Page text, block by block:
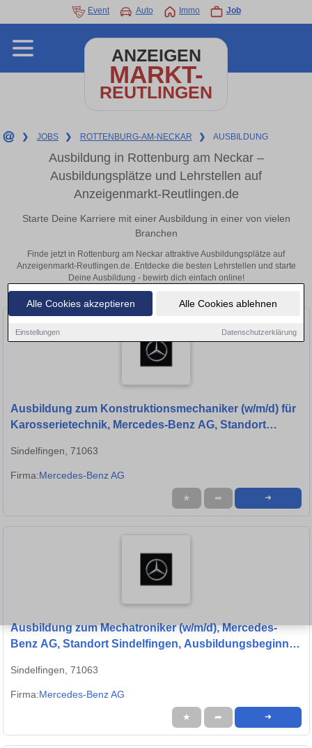
Alle Cookies akzeptieren Alle Cookies ablehnen
Einstellungen Datenschutzerklärung
Event Auto Immo Job
ANZEIGEN
MARKT-
REUTLINGEN
❯ JOBS ❯ ROTTENBURG-AM-NECKAR ❯ AUSBILDUNG
Ausbildung in Rottenburg am Neckar –
Ausbildungsplätze und Lehrstellen auf
Anzeigenmarkt-Reutlingen.de
Starte Deine Karriere mit einer Ausbildung in einer von vielen
Branchen
Finde jetzt in Rottenburg am Neckar attraktive Ausbildungsplätze auf
Anzeigenmarkt-Reutlingen.de. Entdecke die besten Lehrstellen und starte
Deine Ausbildung - bewirb dich einfach online!
Ausbildung zum Konstruktionsmechaniker (w/m/d) für
Karosserietechnik, Mercedes-Benz AG, Standort
Sindelfingen, 71063
Firma:Mercedes-Benz AG
★ ➦ ➜
Ausbildung zum Mechatroniker (w/m/d), Mercedes-
Benz AG, Standort Sindelfingen, Ausbildungsbeginn
Sindelfingen, 71063
Firma:Mercedes-Benz AG
★ ➦ ➜